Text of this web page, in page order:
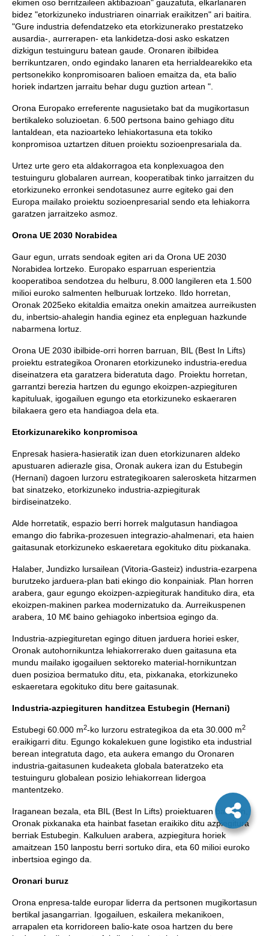
ekimen oso berritzaileen aktibazioan" gauzatuta, elkarlanaren
bidez "etorkizuneko industriaren oinarriak eraikitzen" ari baitira.
"Gure industria defendatzeko eta etorkizunerako prestatzeko
ausardia-, aurrerapen- eta lankidetza-dosi asko eskatzen
dizkigun testuinguru batean gaude. Oronaren ibilbidea
berrikuntzaren, ondo egindako lanaren eta herrialdearekiko eta
pertsonekiko konpromisoaren balioen emaitza da, eta balio
horiek indartzen jarraitu behar dugu guztion artean ".
Orona Europako erreferente nagusietako bat da mugikortasun
bertikaleko soluzioetan. 6.500 pertsona baino gehiago ditu
lantaldean, eta nazioarteko lehiakortasuna eta tokiko
konpromisoa uztartzen dituen proiektu sozioenpresariala da.
Urtez urte gero eta aldakorragoa eta konplexuagoa den
testuinguru globalaren aurrean, kooperatibak tinko jarraitzen du
etorkizuneko erronkei sendotasunez aurre egiteko gai den
Europa mailako proiektu sozioenpresarial sendo eta lehiakorra
garatzen jarraitzeko asmoz.
Orona UE 2030 Norabidea
Gaur egun, urrats sendoak egiten ari da Orona UE 2030
Norabidea lortzeko. Europako esparruan esperientzia
kooperatiboa sendotzea du helburu, 8.000 langileren eta 1.500
milioi euroko salmenten helburuak lortzeko. Ildo horretan,
Oronak 2025eko ekitaldia emaitza onekin amaitzea aurreikusten
du, inbertsio-ahalegin handia eginez eta enpleguan hazkunde
nabarmena lortuz.
Orona UE 2030 ibilbide-orri horren barruan, BIL (Best In Lifts)
proiektu estrategikoa Oronaren etorkizuneko industria-eredua
diseinatzera eta garatzera bideratuta dago. Proiektu horretan,
garrantzi berezia hartzen du egungo ekoizpen-azpiegituren
kapituluak, igogailuen egungo eta etorkizuneko eskaeraren
bilakaera gero eta handiagoa dela eta.
Etorkizunarekiko konpromisoa
Enpresak hasiera-hasieratik izan duen etorkizunaren aldeko
apustuaren adierazle gisa, Oronak aukera izan du Estubegin
(Hernani) dagoen lurzoru estrategikoaren salerosketa hitzarmen
bat sinatzeko, etorkizuneko industria-azpiegiturak
birdiseinatzeko.
Alde horretatik, espazio berri horrek malgutasun handiagoa
emango dio fabrika-prozesuen integrazio-ahalmenari, eta haien
gaitasunak etorkizuneko eskaeretara egokituko ditu pixkanaka.
Halaber, Jundizko lursailean (Vitoria-Gasteiz) industria-ezarpena
burutzeko jarduera-plan bati ekingo dio konpainiak. Plan horren
arabera, gaur egungo ekoizpen-azpiegiturak handituko dira, eta
ekoizpen-makinen parkea modernizatuko da. Aurreikuspenen
arabera, 10 M€ baino gehiagoko inbertsioa egingo da.
Industria-azpiegituretan egingo dituen jarduera horiei esker,
Oronak autohornikuntza lehiakorrerako duen gaitasuna eta
mundu mailako igogailuen sektoreko material-hornikuntzan
duen posizioa bermatuko ditu, eta, pixkanaka, etorkizuneko
eskaeretara egokituko ditu bere gaitasunak.
Industria-azpiegituren handitzea Estubegin (Hernani)
Estubegi 60.000 m2-ko lurzoru estrategikoa da eta 30.000 m2
eraikigarri ditu. Egungo kokalekuen gune logistiko eta industrial
berean integratuta dago, eta aukera emango du Oronaren
industria-gaitasunen kudeaketa globala bateratzeko eta
testuinguru globalean posizio lehiakorrean lidergoa
mantentzeko.
Iraganean bezala, eta BIL (Best In Lifts) proiektuaren barruan,
Oronak pixkanaka eta hainbat fasetan eraikiko ditu azpiegitura
berriak Estubegin. Kalkuluen arabera, azpiegitura horiek
amaitzean 150 lanpostu berri sortuko dira, eta 60 milioi euroko
inbertsioa egingo da.
Oronari buruz
Orona enpresa-talde europar liderra da pertsonen mugikortasun
bertikal jasangarrian. Igogailuen, eskailera mekanikoen,
arrapalen eta korridoreen balio-kate osoa hartzen du bere